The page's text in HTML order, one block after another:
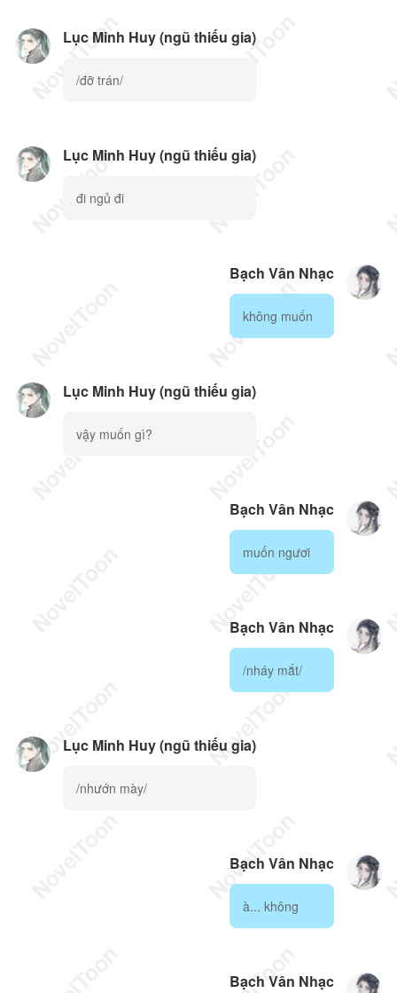
Lục Minh Huy (ngũ thiếu gia)
/đỡ trán/
Lục Minh Huy (ngũ thiếu gia)
đi ngủ đi
Bạch Vân Nhạc
không muốn
Lục Minh Huy (ngũ thiếu gia)
vậy muốn gì?
Bạch Vân Nhạc
muốn ngươi
Bạch Vân Nhạc
/nháy mắt/
Lục Minh Huy (ngũ thiếu gia)
/nhướn mày/
Bạch Vân Nhạc
à... không
Bạch Vân Nhạc